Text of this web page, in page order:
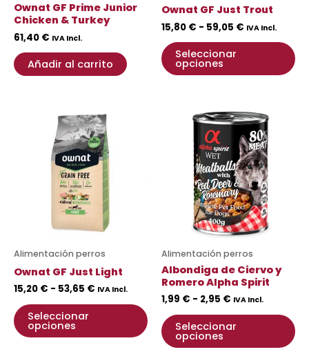
Ownat GF Prime Junior
Chicken & Turkey
61,40 € IVA Incl.
Añadir al carrito
Ownat GF Just Trout
15,80 € - 59,05 € IVA Incl.
Seleccionar
opciones
de
Alimentación perros
Ownat GF Just Light
15,20 € - 53,65 €
Rango
de
precios:
desde
15,20 €
hasta
53,65 €
IVA Incl.
Seleccionar
opciones
múltiples
variantes.
opciones
elegir
página
de
producto
Alimentación perros
Albondiga de Ciervo y
Romero Alpha Spirit
1,99 € - 2,95 €
Rango
de
precios:
desde
1,99 €
hasta
2,95 €
IVA Incl.
Seleccionar
opciones
de